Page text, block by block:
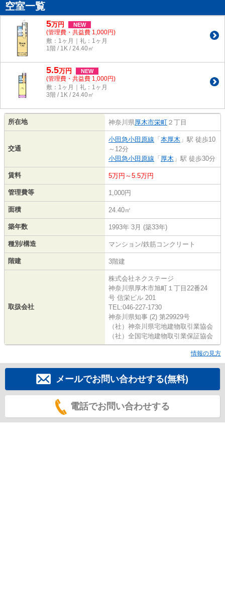
空室一覧
5万円 NEW
(管理費・共益費 1,000円)
敷：1ヶ月｜礼：1ヶ月
1階 / 1K / 24.40㎡
5.5万円 NEW
(管理費・共益費 1,000円)
敷：1ヶ月｜礼：1ヶ月
3階 / 1K / 24.40㎡
所在地 神奈川県厚木市栄町 ２丁目
交通
小田急小田原線 「 本厚木 」駅 徒歩10
～12分
小田急小田原線 「 厚木 」駅 徒歩30分
賃料 5万円～5.5万円
管理費等 1,000円
面積 24.40㎡
築年数 1993年 3月 (築33年)
種別/構造 マンション/鉄筋コンクリート
階建 3階建
取扱会社
株式会社ネクステージ
神奈川県厚木市旭町１丁目22番24
号 信栄ビル 201
TEL:046-227-1730
神奈川県知事 (2) 第29929号
（社）神奈川県宅地建物取引業協会
（社）全国宅地建物取引業保証協会
情報の見方
メールでお問い合わせする(無料)
電話でお問い合わせする